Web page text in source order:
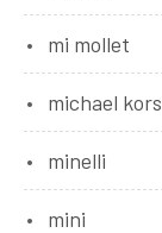
mi mollet
michael kors
minelli
mini